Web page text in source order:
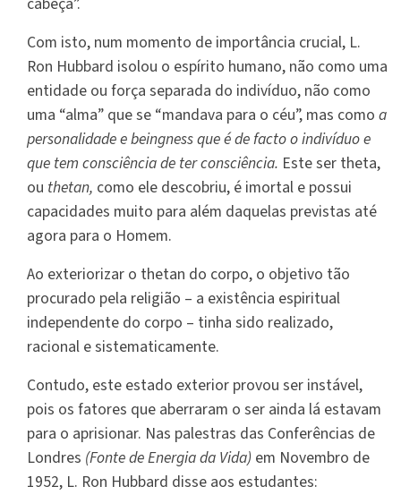
Com isto, num momento de importância crucial, L.
Ron Hubbard isolou o espírito humano, não como uma
entidade ou força separada do indivíduo, não como
uma “alma” que se “mandava para o céu”, mas como a
personalidade e beingness que é de facto o indivíduo e
que tem consciência de ter consciência. Este ser theta,
ou thetan, como ele descobriu, é imortal e possui
capacidades muito para além daquelas previstas até
agora para o Homem.
Ao exteriorizar o thetan do corpo, o objetivo tão
procurado pela religião – a existência espiritual
independente do corpo – tinha sido realizado,
racional e sistematicamente.
Contudo, este estado exterior provou ser instável,
pois os fatores que aberraram o ser ainda lá estavam
para o aprisionar. Nas palestras das Conferências de
Londres (Fonte de Energia da Vida) em Novembro de
1952, L. Ron Hubbard disse aos estudantes: